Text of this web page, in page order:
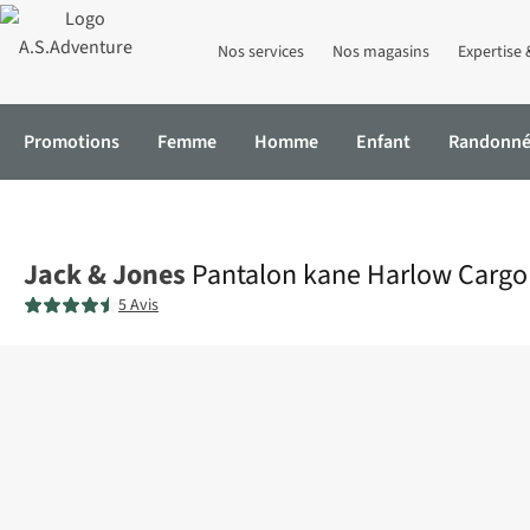
Nos services Nos magasins Expertise
Promotions Femme Homme Enfant
Jack & Jones Pantalon kane Harlow Cargo
5 Avis